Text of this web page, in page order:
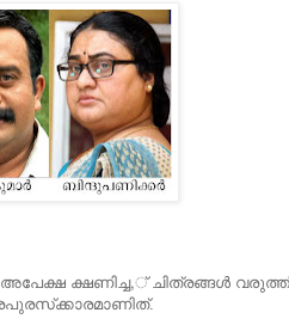
ക്ഷണിച്ച,് ചിത്രങ്ങള്‍